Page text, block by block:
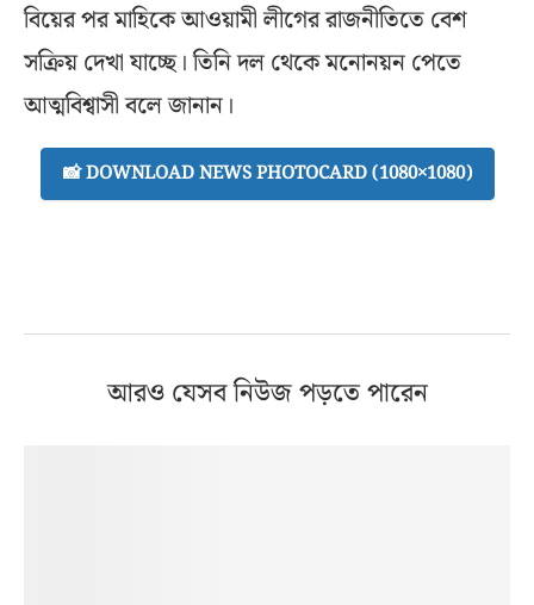
বিয়ের পর মাহিকে আওয়ামী লীগের রাজনীতিতে বেশ
সক্রিয় দেখা যাচ্ছে। তিনি দল থেকে মনোনয়ন পেতে
আত্মবিশ্বাসী বলে জানান।
📸 DOWNLOAD NEWS PHOTOCARD (1080×1080)
আরও যেসব নিউজ পড়তে পারেন